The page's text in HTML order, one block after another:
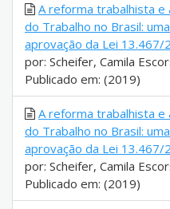
A reforma trabalhista
do Trabalho no Brasil:
aprovação da Lei 13.467/
por: Scheifer, Camila
Publicado em: (2019)
A reforma trabalhista
do Trabalho no Brasil:
aprovação da Lei 13.467/
por: Scheifer, Camila
Publicado em: (2019)